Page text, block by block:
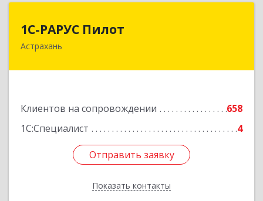
1С-РАРУС Пилот
Астрахань
Клиентов на сопровождении
658
1С:Специалист
4
Отправить заявку
Показать контакты
Отправить заявку
Назад